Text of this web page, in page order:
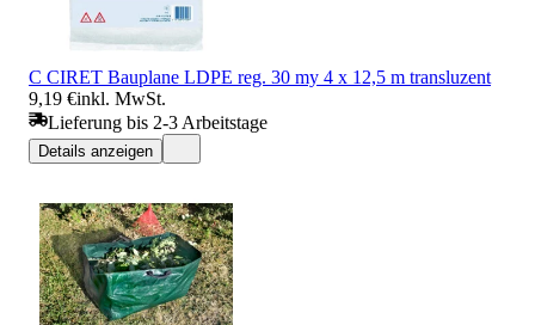
C CIRET Bauplane LDPE reg. 30 my 4 x 12,5 m transluzent
9,19 €inkl. MwSt.
Lieferung bis 2-3 Arbeitstage
Details anzeigen